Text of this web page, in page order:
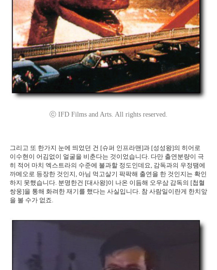
ⓒ IFD Films and Arts. All rights reserved.
그리고 또 한가지 눈에 띄었던 건 [슈퍼 인프라맨]과 [성성왕]의 히어로
이수현이 어김없이 얼굴을 비춘다는 것이었습니다. 다만 출연분량이 극
히 적어 마치 엑스트라의 수준에 불과할 정도인데요, 감독과의 우정땜에
까메오로 등장한 것인지, 아님 먹고살기 팍팍해 출연을 한 것인지는 확인
하지 못했습니다. 분명한건 [대사왕]이 나온 이듬해 오우삼 감독의 [첩혈
쌍웅]을 통해 화려한 재기를 했다는 사실입니다. 참 사람일이란게 한치앞
을 볼 수가 없죠.